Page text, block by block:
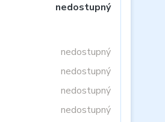
nedostupný
nedostupný
nedostupný
nedostupný
nedostupný